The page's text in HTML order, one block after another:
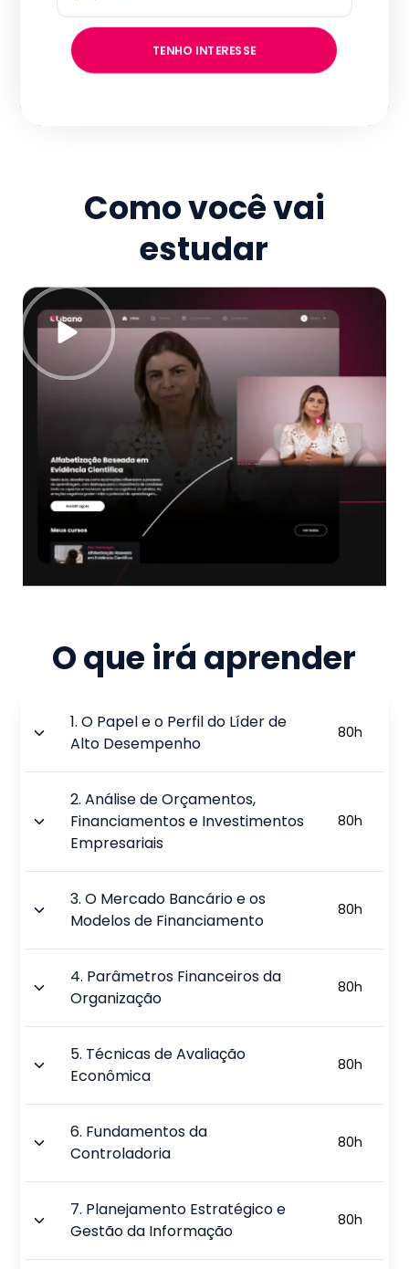
TENHO INTERESSE
Como você vai
estudar
O que irá aprender
1.O Papel e o Perfil do Líder de
Alto Desempenho
80h
2.Análise de Orçamentos,
Financiamentos e Investimentos
Empresariais
80h
3.O Mercado Bancário e os
Modelos de Financiamento
80h
4. Parâmetros Financeiros da
Organização
80h
5. Técnicas de Avaliação
Econômica
80h
6. Fundamentos da
Controladoria
80h
7. Planejamento Estratégico e
Gestão da Informação
80h